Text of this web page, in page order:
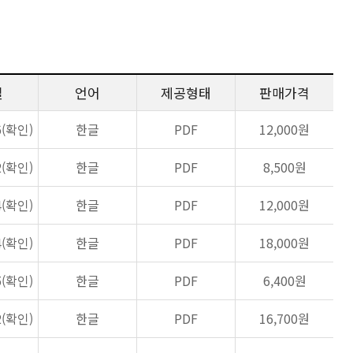
언어 제공형태 판매가격
인) 한글 PDF
12,000원
인)
한글 PDF
8,500원
인)
한글 PDF
12,000원
인)
한글 PDF
18,000원
인)
한글 PDF
6,400원
인)
한글 PDF 16,700원